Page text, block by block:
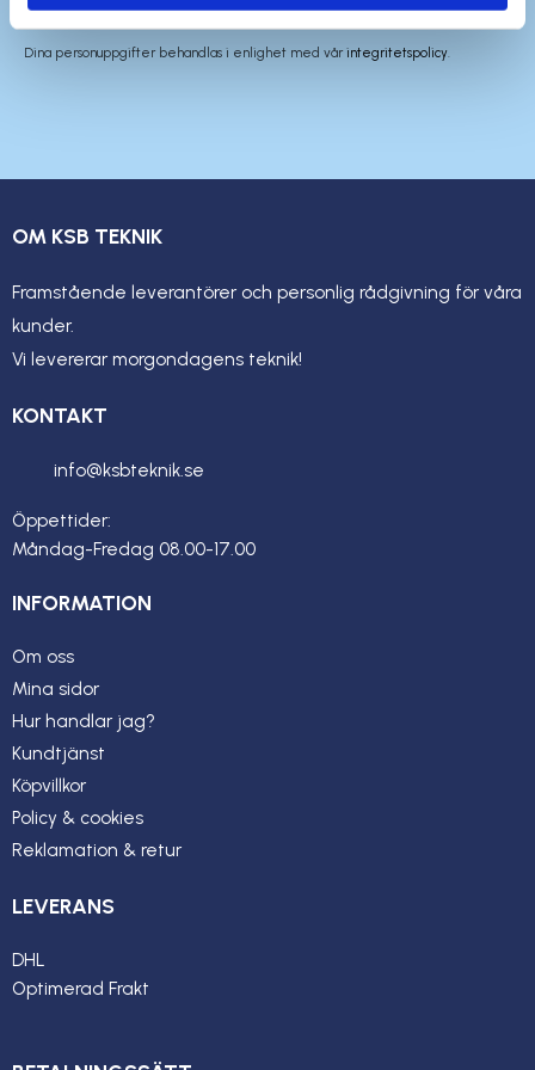
Dina personuppgifter behandlas i enlighet med vårintegritetspolicy
OM KSB TEKNIK
Framstående leverantörer och personlig rådgivning för våra
kunder.
Vi levererar morgondagens teknik!
KONTAKT
info@ksbteknik.se
Öppettider:
Måndag-Fredag 08.00-17.00
INFORMATION
Om oss
Mina sidor
Hur handlar jag?
Kundtjänst
Köpvillkor
Policy & cookies
Reklamation & retur
LEVERANS
DHL
Optimerad Frakt